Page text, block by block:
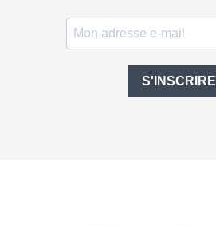
S'INSCRIRE